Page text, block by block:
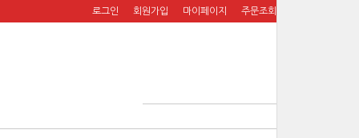
로그인 회원가입 마이페이지 주문조회